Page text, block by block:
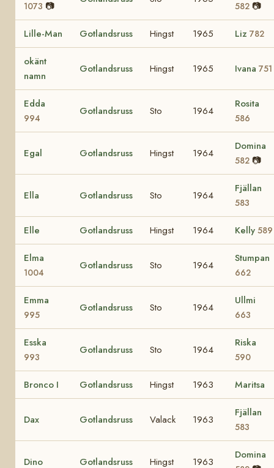
1073 📷 582 📷
Lille-Man Gotlandsruss Hingst 1965 Liz 782
okänt
namn
Gotlandsruss Hingst 1965 Ivana 751
Edda
994
Gotlandsruss Sto 1964
Rosita
586
Egal Gotlandsruss Hingst 1964
Domina
582 📷
Ella Gotlandsruss Sto 1964
Fjällan
583
Elle Gotlandsruss Hingst 1964 Kelly 589
Elma
1004
Gotlandsruss Sto 1964
Stumpan
662
Emma
995
Gotlandsruss Sto 1964
Ullmi
663
Esska
993
Gotlandsruss Sto 1964
Riska
590
Bronco I Gotlandsruss Hingst 1963 Maritsa
Dax Gotlandsruss Valack 1963
Fjällan
583
Dino Gotlandsruss Hingst 1963
Domina